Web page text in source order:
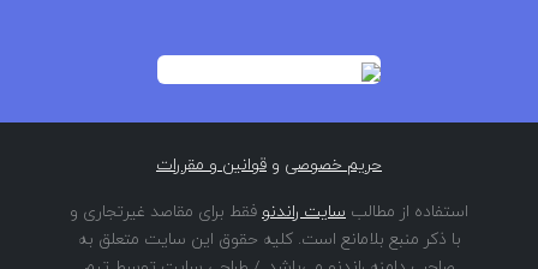
حریم خصوصی و قوانین و مقررات
استفاده از مطالب سایت راندنو فقط برای مقاصد غیرتجاری و
با ذکر منبع بلامانع است. کلیه حقوق این سایت متعلق به